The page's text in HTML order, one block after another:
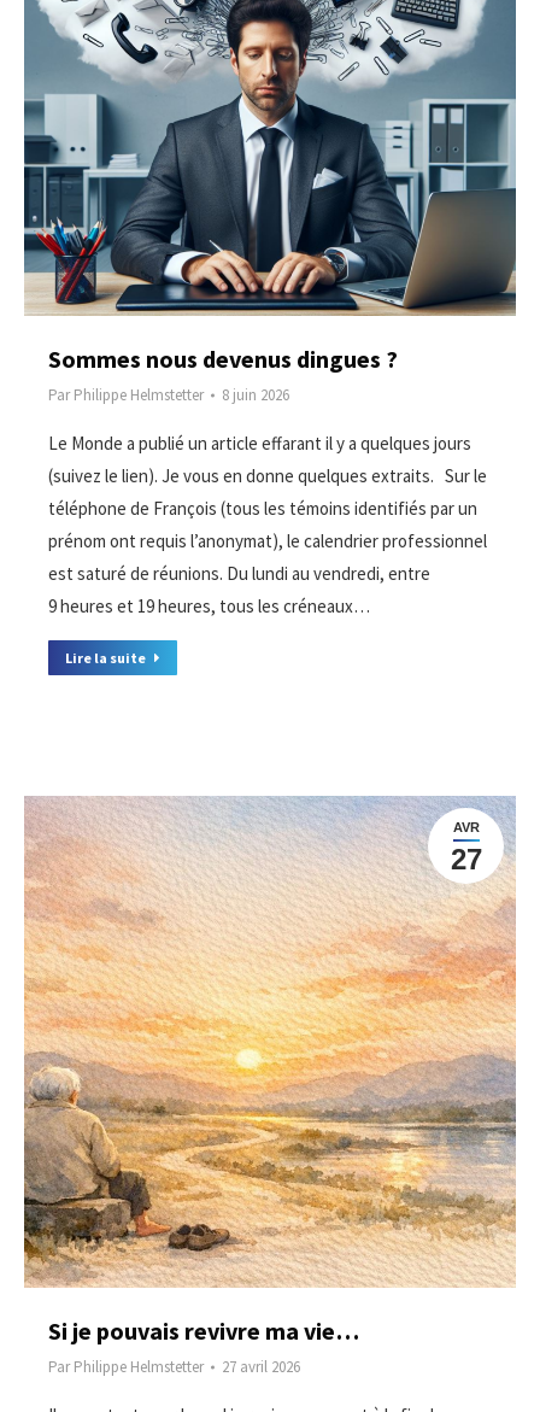
Sommes nous devenus dingues ?
ParPhilippe Helmstetter 8 juin 2026
Le Monde a publié un article effarant il y a quelques jours
(suivez le lien). Je vous en donne quelques extraits. Sur le
téléphone de François (tous les témoins identifiés par un
prénom ont requis l’anonymat), le calendrier professionnel
est saturé de réunions. Du lundi au vendredi, entre
9 heures et 19 heures, tous les créneaux…
Lire la suite
AVR
27
Si je pouvais revivre ma vie…
ParPhilippe Helmstetter 27 avril 2026